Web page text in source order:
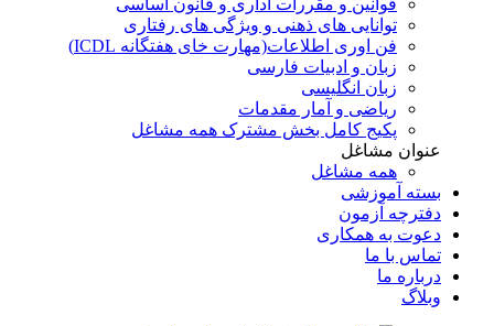
توانایی های ذهنی و ویژگی های رفتاری
فن اوری اطلاعات(مهارت خای هفتگانه ICDL)
زبان و ادبیات فارسی
زبان انگلیسی
ریاضی و آمار مقدمات
پکیج کامل بخش مشترک همه مشاغل
عنوان مشاغل
همه مشاغل
بسته آموزشی
دفترچه آزمون
دعوت به همکاری
تماس با ما
درباره ما
وبلاگ